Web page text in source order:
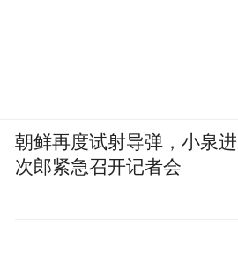
朝鲜再度试射导弹，小泉进
次郎紧急召开记者会